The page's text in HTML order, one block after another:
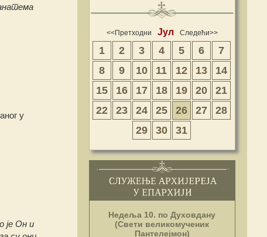
у
је Он и
<<Претходни Јул Следећи>>
1 2 3 4 5 6
7
8
9 10 11 12 13
14
15
16 17 18 19 20
21
22
23 24 25 26 27
28
29
30 31
Недеља 10. по Духовдану
(Свети великомученик
Пантелејмон)